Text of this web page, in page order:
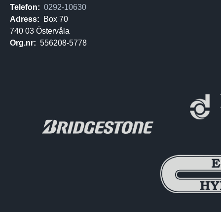
Telefon: 0292-10630
Adress:
Box 70
740 03 Östervåla
Org.nr: 556208-5778